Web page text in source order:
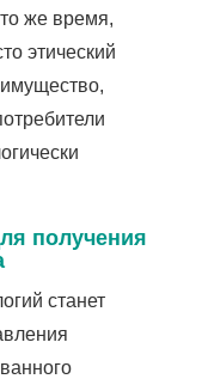
же время,
этический
получения
станет